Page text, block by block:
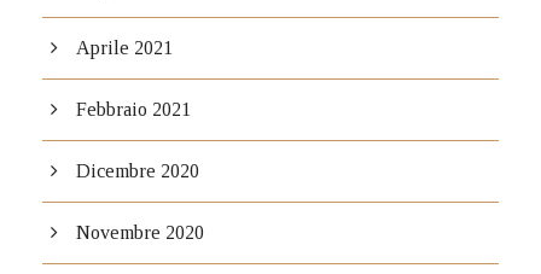
Aprile 2021
Febbraio 2021
Dicembre 2020
Novembre 2020